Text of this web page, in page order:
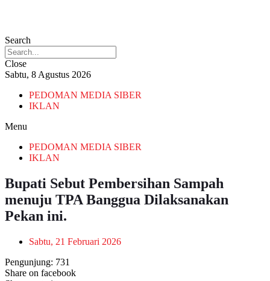
Search
Close
Sabtu, 8 Agustus 2026
PEDOMAN MEDIA SIBER
IKLAN
Menu
PEDOMAN MEDIA SIBER
IKLAN
Bupati Sebut Pembersihan Sampah
menuju TPA Banggua Dilaksanakan
Pekan ini.
Sabtu, 21 Februari 2026
Pengunjung: 731
Share on facebook